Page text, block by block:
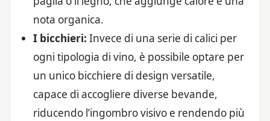
nota organica.
I bicchieri: Invece di una serie di calici per
ogni tipologia di vino, è possibile optare per
un unico bicchiere di design versatile,
capace di accogliere diverse bevande,
riducendo l’ingombro visivo e rendendo più